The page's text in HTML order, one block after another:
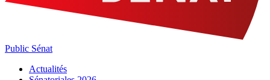
Public Sénat
Actualités